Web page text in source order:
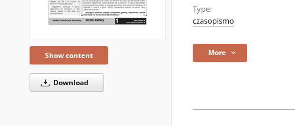
Show content
Download
Type:
czasopismo
More